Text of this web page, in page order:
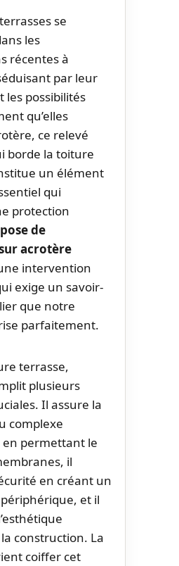
se
les
récentes à
par leur
les possibilités
qu’elles
ce relevé
borde la toiture
un élément
qui
protection
pose de
acrotère
intervention
exige un savoir-
que notre
parfaitement.
terrasse,
plusieurs
Il assure la
complexe
en permettant le
il
en créant un
et il
construction. La
coiffer cet